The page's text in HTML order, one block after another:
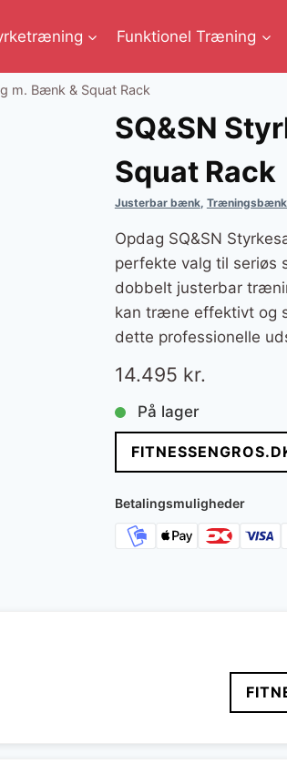
Funktionel Træning
m. Bænk & Squat Rack
SQ&SN
Squat Rack
Justerbar bænk,
Opdag SQ&SN
perfekte valg til seriøs
dobbelt justerbar
kan træne effektivt og
dette professionelle
14.495 kr.
På lager
Betalingsmuligheder